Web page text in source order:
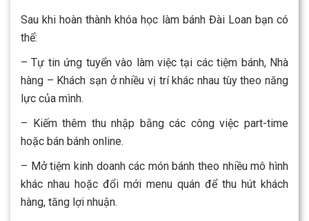
Sau khi hoàn thành khóa học làm bánh Đài Loan bạn có
thể:
– Tự tin ứng tuyển vào làm việc tại các tiệm bánh, Nhà
hàng – Khách sạn ở nhiều vị trí khác nhau tùy theo năng
lực của mình.
– Kiếm thêm thu nhập bằng các công việc part-time
hoặc bán bánh online.
– Mở tiệm kinh doanh các món bánh theo nhiều mô hình
khác nhau hoặc đổi mới menu quán để thu hút khách
hàng, tăng lợi nhuận.